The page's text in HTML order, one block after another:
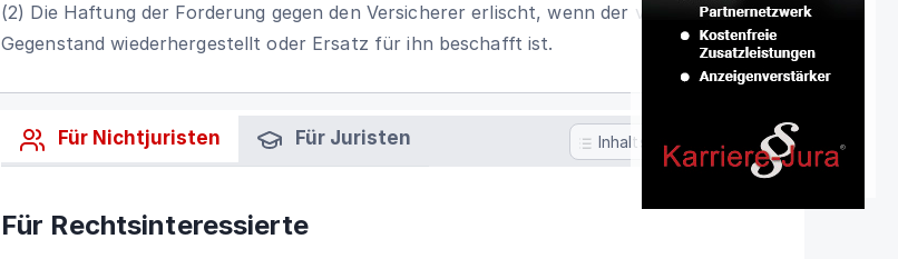
(2) Die Haftung der Forderung gegen den Versicherer erlischt, wenn der versicherte
Gegenstand wiederhergestellt oder Ersatz für ihn beschafft ist.
Für Nichtjuristen Für Juristen Inhaltsverzeichnis
Für Rechtsinteressierte